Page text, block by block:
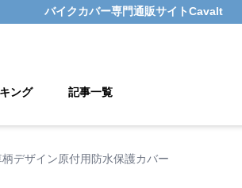
バイクカバー専門通販サイトCavalt
ング 記事一覧
デザイン原付用防水保護カバー